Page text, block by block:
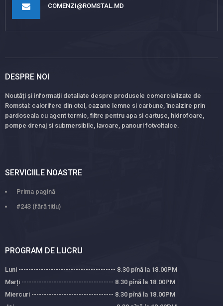
COMENZI@ROMSTAL.MD
DESPRE NOI
Noutăți și informații detaliate despre produsele comercializate de
Romstal: calorifere din otel, cazane lemne si carbune, încalzire prin
pardoseala cu agent termic, filtre pentru apa si cartușe, hidrofoare,
pompe drenaj si submersibile, lavoare, panouri fotvoltaice.
SERVICIILE NOASTRE
Prima pagină
#243 (fără titlu)
PROGRAM DE LUCRU
Luni --------------------------------------- 8.30 pînă la 18.00PM
Marți ------------------------------------- 8.30 pînă la 18.00PM
Miercuri --------------------------------- 8.30 pînă la 18.00PM